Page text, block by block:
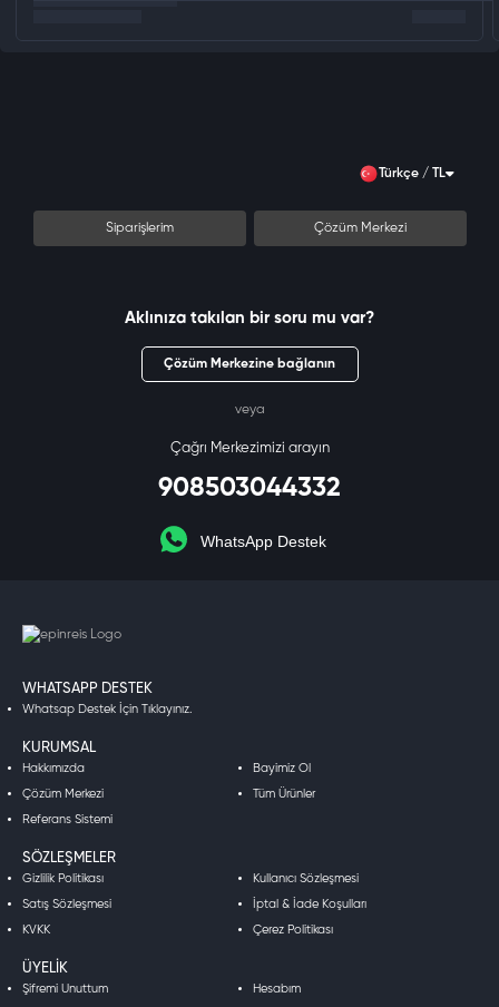
Türkçe / TL
Siparişlerim Çözüm Merkezi
Aklınıza takılan bir soru mu var?
Çözüm Merkezine bağlanın
veya
Çağrı Merkezimizi arayın
908503044332
WhatsApp Destek
WHATSAPP DESTEK
Whatsap Destek İçin Tıklayınız.
KURUMSAL
Hakkımızda Bayimiz Ol
Çözüm Merkezi Tüm Ürünler
Referans Sistemi
SÖZLEŞMELER
Gizlilik Politikası Kullanıcı Sözleşmesi
Satış Sözleşmesi İptal & İade Koşulları
KVKK Çerez Politikası
ÜYELIK
Şifremi Unuttum Hesabım